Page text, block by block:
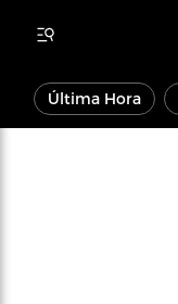
Última Hora